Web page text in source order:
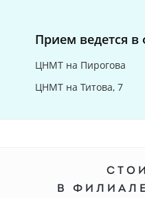
Прием ведется в
ЦНМТ на Пирогова
ЦНМТ на Титова, 7
В